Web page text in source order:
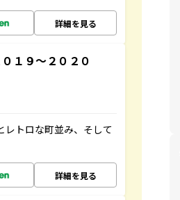
詳細を見る
１９～２０２０
レトロな町並み、そして
詳細を見る